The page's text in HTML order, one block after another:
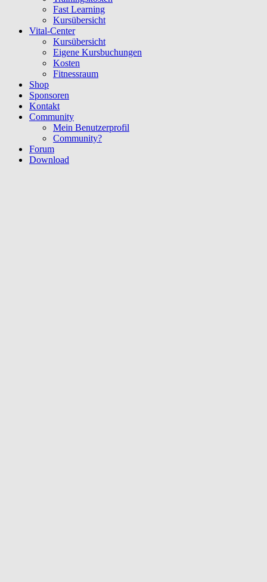
Fast Learning
Kursübersicht
Vital-Center
Kursübersicht
Eigene Kursbuchungen
Kosten
Fitnessraum
Shop
Sponsoren
Kontakt
Community
Mein Benutzerprofil
Community?
Forum
Download